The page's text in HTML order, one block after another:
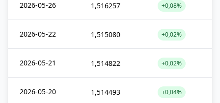
2026-05-26 1,516257 +0,08%
2026-05-22 1,515080 +0,02%
2026-05-21 1,514822 +0,02%
2026-05-20 1,514493 +0,04%